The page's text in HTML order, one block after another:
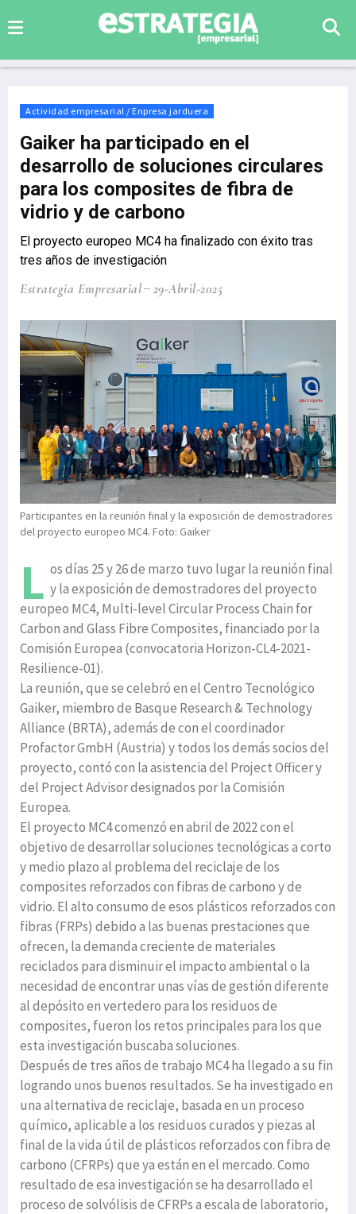
Actividad empresarial / Enpresa jarduera
Gaiker ha participado en el
desarrollo de soluciones circulares
para los composites de fibra de
vidrio y de carbono
El proyecto europeo MC4 ha finalizado con éxito tras
tres años de investigación
Estrategia Empresarial 29-Abril-2025
Participantes en la reunión final y la exposición de demostradores
del proyecto europeo MC4. Foto: Gaiker
L os días 25 y 26 de marzo tuvo lugar la reunión final
y la exposición de demostradores del proyecto
europeo MC4, Multi-level Circular Process Chain for
Carbon and Glass Fibre Composites, financiado por la
Comisión Europea (convocatoria Horizon-CL4-2021-
Resilience-01).
La reunión, que se celebró en el Centro Tecnológico
Gaiker, miembro de Basque Research & Technology
Alliance (BRTA), además de con el coordinador
Profactor GmbH (Austria) y todos los demás socios del
proyecto, contó con la asistencia del Project Officer y
del Project Advisor designados por la Comisión
Europea.
El proyecto MC4 comenzó en abril de 2022 con el
objetivo de desarrollar soluciones tecnológicas a corto
y medio plazo al problema del reciclaje de los
composites reforzados con fibras de carbono y de
vidrio. El alto consumo de esos plásticos reforzados con
fibras (FRPs) debido a las buenas prestaciones que
ofrecen, la demanda creciente de materiales
reciclados para disminuir el impacto ambiental o la
necesidad de encontrar unas vías de gestión diferente
al depósito en vertedero para los residuos de
composites, fueron los retos principales para los que
esta investigación buscaba soluciones.
Después de tres años de trabajo MC4 ha llegado a su fin
logrando unos buenos resultados. Se ha investigado en
una alternativa de reciclaje, basada en un proceso
químico, aplicable a los residuos curados y piezas al
final de la vida útil de plásticos reforzados con fibra de
carbono (CFRPs) que ya están en el mercado. Como
resultado de esa investigación se ha desarrollado el
proceso de solvólisis de CFRPs a escala de laboratorio,